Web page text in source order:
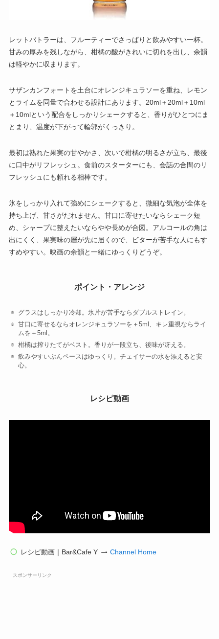
レットバトラーは、フルーティーでさっぱりと飲みやすい一杯。
甘みの厚みを残しながら、柑橘の酸がきれいに切れを出し、余韻
は軽やかに収まります。
サザンカンフォートを土台にオレンジキュラソーを重ね、レモン
とライムを同量で合わせる設計にあります。20ml＋20ml＋10ml
＋10mlという配合をしっかりシェークすると、香りがひとつにま
とまり、温度が下がって輪郭がくっきり。
最初は熟れた果実の甘やかさ、次いで柑橘の明るさが立ち、最後
に口中がリフレッシュ。食前のスターターにも、会話の合間のリ
フレッシュにも頼れる相棒です。
氷をしっかり入れて強めにシェークすると、微細な気泡が全体を
持ち上げ、甘さがだれません。甘口に寄せたいならシェーク短
め、シャープに整えたいならやや長めが合図。アルコールの角は
出にくく、果実味の層が先に届くので、ビターが苦手な人にもす
すめやすい。映画の余韻と一緒にゆっくりどうぞ。
ポイント・アレンジ
グラスはしっかり冷却。氷片が苦手ならダブルストレイン。
甘口に寄せるならオレンジキュラソーを＋5ml、キレ重視ならライ
ムを＋5ml。
柑橘は搾りたてがベスト。香りが一段立ち、後味が冴える。
飲みやすいぶんペースはゆっくり。チェイサーの水を添えると安
心。
レシピ動画
レシピ動画｜Bar&Cafe Y Channel Home
スポンサーリンク